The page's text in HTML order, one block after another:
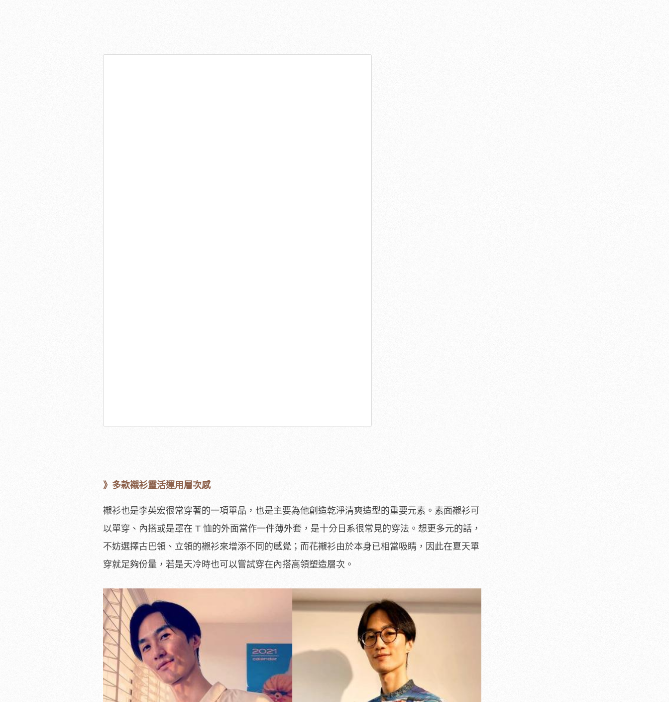
》多款襯衫靈活運用層次感
襯衫也是李英宏很常穿著的一項單品，也是主要為他創造乾淨清爽造型的重要元素。素面襯衫可
以單穿、內搭或是罩在 T 恤的外面當作一件薄外套，是十分日系很常見的穿法。想更多元的話，
不妨選擇古巴領、立領的襯衫來增添不同的感覺；而花襯衫由於本身已相當吸睛，因此在夏天單
穿就足夠份量，若是天冷時也可以嘗試穿在內搭高領塑造層次。